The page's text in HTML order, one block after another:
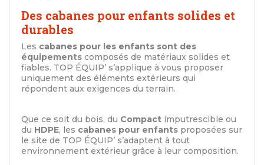
Des cabanes pour enfants solides et
durables
Les cabanes pour les enfants sont des
équipements composés de matériaux solides et
fiables. TOP ÉQUIP’ s’applique à vous proposer
uniquement des éléments extérieurs qui
répondent aux exigences du terrain.
Que ce soit du bois, du Compact imputrescible ou
du HDPE, les cabanes pour enfants proposées sur
le site de TOP ÉQUIP’ s’adaptent à tout
environnement extérieur grâce à leur composition.